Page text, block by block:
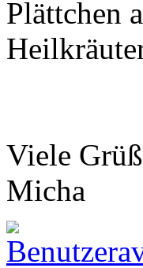
Plättchen
Viele
Micha